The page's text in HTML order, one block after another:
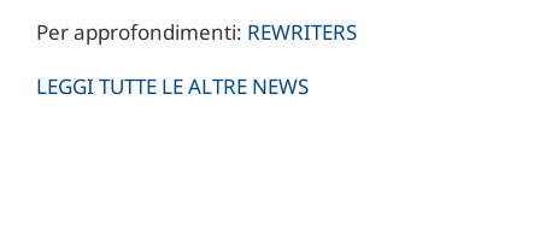
Per approfondimenti: REWRITERS
LEGGI TUTTE LE ALTRE NEWS